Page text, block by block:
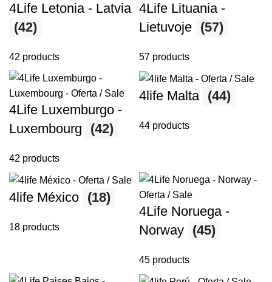
4Life Letonia - Latvia
(42)
42 products
4Life Lituania -
Lietuvoje (57)
57 products
4Life Luxemburgo -
Luxembourg
(42)
42 products
4life Malta (44)
44 products
4life México (18)
18 products
4Life Noruega -
Norway (45)
45 products